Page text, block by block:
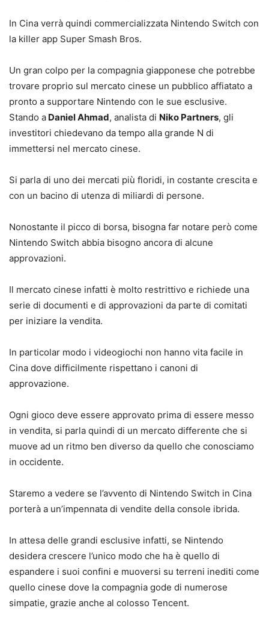
In Cina verrà quindi commercializzata Nintendo Switch con
la killer app Super Smash Bros.
Un gran colpo per la compagnia giapponese che potrebbe
trovare proprio sul mercato cinese un pubblico affiatato a
pronto a supportare Nintendo con le sue esclusive.
Stando a Daniel Ahmad, analista di Niko Partners, gli
investitori chiedevano da tempo alla grande N di
immettersi nel mercato cinese.
Si parla di uno dei mercati più floridi, in costante crescita e
con un bacino di utenza di miliardi di persone.
Nonostante il picco di borsa, bisogna far notare però come
Nintendo Switch abbia bisogno ancora di alcune
approvazioni.
Il mercato cinese infatti è molto restrittivo e richiede una
serie di documenti e di approvazioni da parte di comitati
per iniziare la vendita.
In particolar modo i videogiochi non hanno vita facile in
Cina dove difficilmente rispettano i canoni di
approvazione.
Ogni gioco deve essere approvato prima di essere messo
in vendita, si parla quindi di un mercato differente che si
muove ad un ritmo ben diverso da quello che conosciamo
in occidente.
Staremo a vedere se l’avvento di Nintendo Switch in Cina
porterà a un’impennata di vendite della console ibrida.
In attesa delle grandi esclusive infatti, se Nintendo
desidera crescere l’unico modo che ha è quello di
espandere i suoi confini e muoversi su terreni inediti come
quello cinese dove la compagnia gode di numerose
simpatie, grazie anche al colosso Tencent.